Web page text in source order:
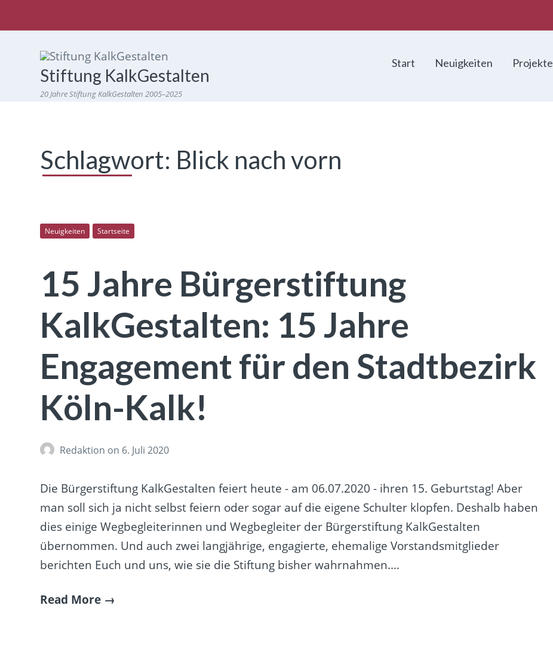
Stiftung KalkGestalten
20 Jahre Stiftung KalkGestalten 2005–2025
Start Neuigkeiten Projekte
Schlagwort: Blick nach vorn
Neuigkeiten Startseite
15 Jahre Bürgerstiftung
KalkGestalten: 15 Jahre
Engagement für den Stadtbezirk
Köln-Kalk!
Redaktion on 6. Juli 2020
Die Bürgerstiftung KalkGestalten feiert heute - am 06.07.2020 - ihren 15. Geburtstag! Aber
man soll sich ja nicht selbst feiern oder sogar auf die eigene Schulter klopfen. Deshalb haben
dies einige Wegbegleiterinnen und Wegbegleiter der Bürgerstiftung KalkGestalten
übernommen. Und auch zwei langjährige, engagierte, ehemalige Vorstandsmitglieder
berichten Euch und uns, wie sie die Stiftung bisher wahrnahmen.…
Read More